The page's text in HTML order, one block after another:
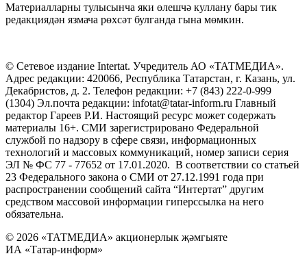
Материалларны тулысынча яки өлешчә куллану бары тик
редакциядән язмача рөхсәт булганда гына мөмкин.
© Сетевое издание Intertat. Учредитель АО «ТАТМЕДИА».
Адрес редакции: 420066, Республика Татарстан, г. Казань, ул.
Декабристов, д. 2. Телефон редакции: +7 (843) 222-0-999
(1304) Эл.почта редакции: infotat@tatar-inform.ru Главный
редактор Гареев Р.И. Настоящий ресурс может содержать
материалы 16+. СМИ зарегистрировано Федеральной
службой по надзору в сфере связи, информационных
технологий и массовых коммуникаций, номер записи серия
ЭЛ № ФС 77 - 77652 от 17.01.2020. В соответствии со статьей
23 Федерального закона о СМИ от 27.12.1991 года при
распространении сообщений сайта “Интертат” другим
средством массовой информации гиперссылка на него
обязательна.
© 2026 «ТАТМЕДИА» акционерлык җәмгыяте
ИА «Татар-информ»